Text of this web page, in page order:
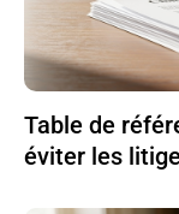
Table de
éviter les